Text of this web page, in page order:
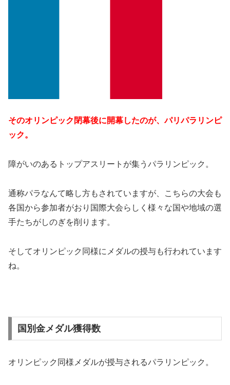
そのオリンピック閉幕後に開幕したのが、パリパラリンピ
ック。
障がいのあるトップアスリートが集うパラリンピック。
通称パラなんて略し方もされていますが、こちらの大会も
各国から参加者がおり国際大会らしく様々な国や地域の選
手たちがしのぎを削ります。
そしてオリンピック同様にメダルの授与も行われています
ね。
国別金メダル獲得数
オリンピック同様メダルが授与されるパラリンピック。